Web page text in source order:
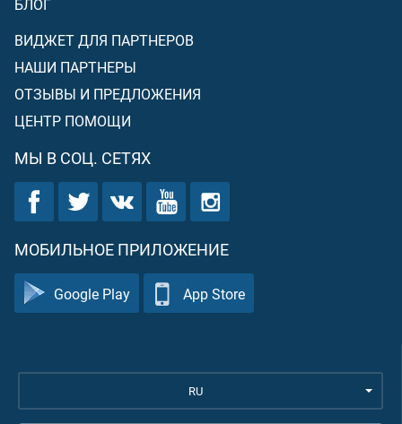
БЛОГ
ВИДЖЕТ ДЛЯ ПАРТНЕРОВ
НАШИ ПАРТНЕРЫ
ОТЗЫВЫ И ПРЕДЛОЖЕНИЯ
ЦЕНТР ПОМОЩИ
МЫ В СОЦ. СЕТЯХ
МОБИЛЬНОЕ ПРИЛОЖЕНИЕ
Google Play App Store
RU